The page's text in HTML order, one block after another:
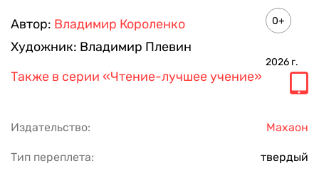
Автор: Владимир Короленко
Художник: Владимир Плевин
0+
2026 г.
Также в серии «Чтение-лучшее учение»
Издательство: Махаон
Тип переплета: твердый